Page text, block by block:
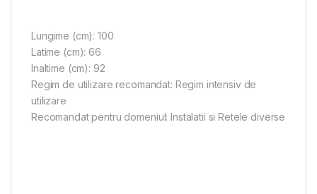
Lungime (cm): 100
Latime (cm): 66
Inaltime (cm): 92
Regim de utilizare recomandat: Regim intensiv de
utilizare
Recomandat pentru domeniul: Instalatii si Retele diverse